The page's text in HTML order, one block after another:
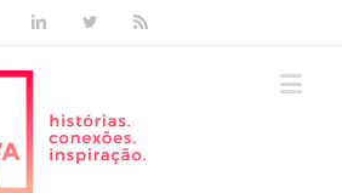
FacebookLinkedinTwitter